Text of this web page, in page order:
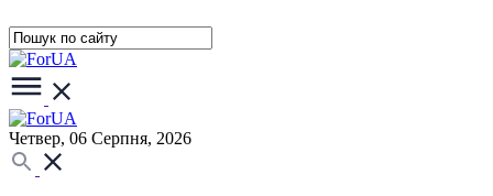
Четвер, 06 Серпня, 2026